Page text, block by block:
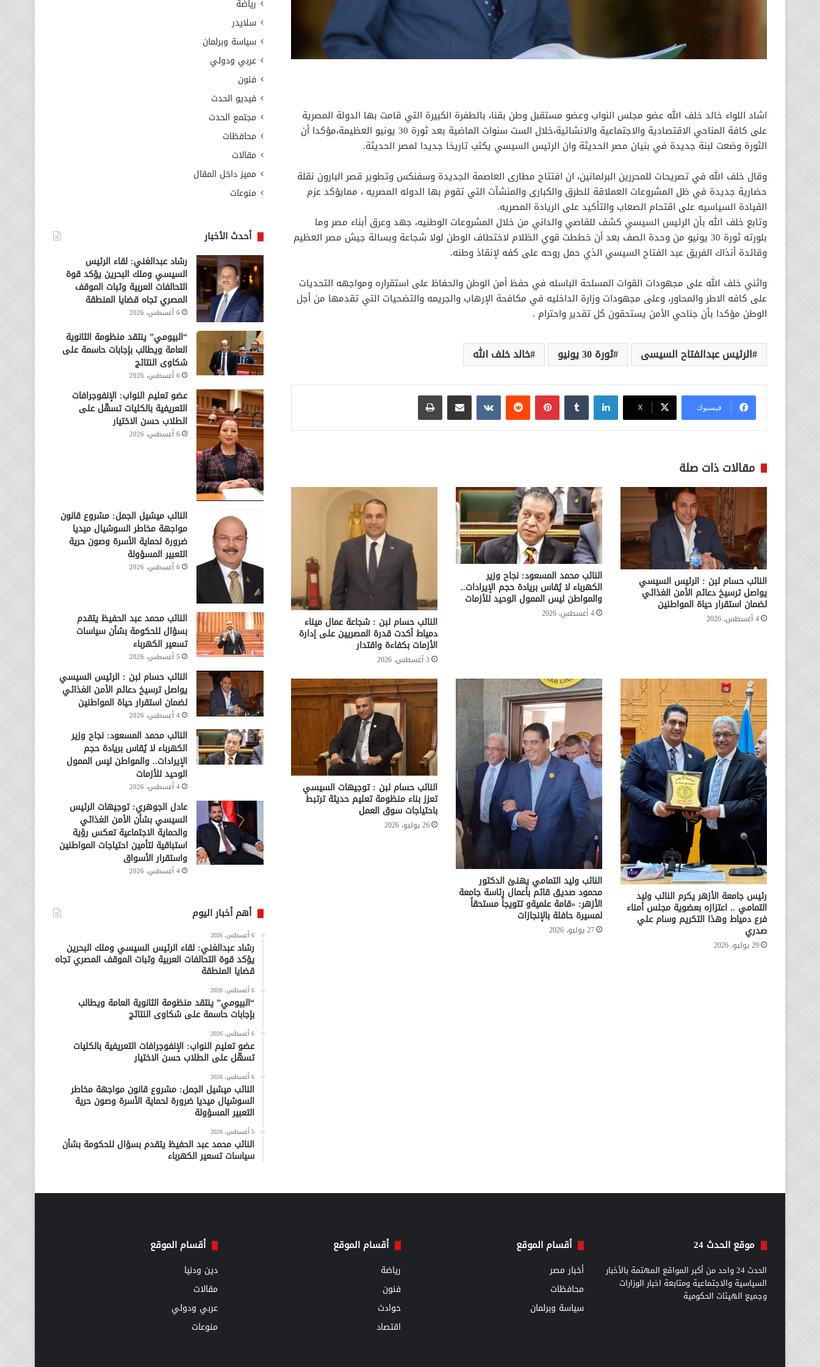
اشاد اللواء خالد خلف الله عضو مجلس النواب وعضو مستقبل وطن بقنا، بالطفرة الكبيرة التي قامت بها الدولة المصرية
على كافة المناحي الاقتصادية والاجتماعية والانشائية،خلال الست سنوات الماضية بعد ثورة 30 يونيو العظيمة،مؤكدا أن
الثورة وضعت لبنة جديدة في بنيان مصر الحديثة وان الرئيس السيسي يكتب تاريخا جديدا لمصر الحديثة.
وقال خلف الله في تصريحات للمحررين البرلمانين، ان افتتاح مطارى العاصمة الجديدة وسفنكس وتطوير قصر البارون نقلة
حضارية جديدة في ظل المشروعات العملاقة للطرق والكبارى والمنشآت التي تقوم بها الدوله المصريه ، ممايؤكد عزم
القيادة السياسيه على اقتحام الصعاب والتأكيد على الريادة المصريه.
وتابع خلف الله بأن الرئيس السيسي كشف للقاصي والداني من خلال المشروعات الوطنيه، جهد وعرق أبناء مصر وما
بلورته ثورة 30 يونيو من وحدة الصف بعد أن خططت قوي الظلام لاختطاف الوطن لولا شجاعة وبسالة جيش مصر العظيم
وقائدة أنذاك الفريق عبد الفتاح السيسي الذي حمل روحه على كفه لإنقاذ وطنه.
واثني خلف الله على مجهودات القوات المسلحة الباسله في حفظ أمن الوطن والحفاظ على استقراره ومواجهه التحديات
على كافه الاطر والمحاور، وعلى مجهودات وزارة الداخليه في مكافحة الإرهاب والجريمه والتضحيات التي تقدمها من أجل
الوطن مؤكدا بأن جناحي الأمن يستحقون كل تقدير واحترام .
الرئيس عبدالفتاح السيسى ثورة 30 يونيو خالد خلف الله
فيسبوك ‫X
لينكدإن بينتيريست مشاركة عبر البريد طباعة
مقالات ذات صلة
النائب حسام لبن : الرئيس السيسي
يواصل ترسيخ دعائم الأمن الغذائي
لضمان استقرار حياة المواطنين
4 أغسطس، 2026
النائب محمد المسعود: نجاح وزير
الكهرباء لا يُقاس بريادة حجم الإيرادات..
والمواطن ليس الممول الوحيد للأزمات
4 أغسطس، 2026
النائب حسام لبن : شجاعة عمال ميناء
دمياط أكدت قدرة المصريين على إدارة
الأزمات بكفاءة واقتدار
3 أغسطس، 2026
رئيس جامعة الأزهر يكرم النائب وليد
التمامي .. اعتزازه بعضوية مجلس أمناء
فرع دمياط وهذا التكريم وسام علي
صدري
29 يوليو، 2026
النائب وليد التمامي يهنئ الدكتور
محمود صديق قائم بأعمال رئاسة جامعة
الأزهر: «قامة علميةو تتويجاً مستحقاً
لمسيرة حافلة بالإنجازات
27 يوليو، 2026
النائب حسام لبن : توجيهات السيسي
تعزز بناء منظومة تعليم حديثة ترتبط
باحتياجات سوق العمل
26 يوليو، 2026
رياضة
سلايدر
سياسة وبرلمان
عربي ودولي
فنون
فيديو الحدث
مجتمع الحدث
محافظات
مقالات
مميز داخل المقال
منوعات
أحدث الأخبار
رشاد عبدالغني: لقاء الرئيس
السيسي وملك البحرين يؤكد قوة
التحالفات العربية وثبات الموقف
المصري تجاه قضايا المنطقة
6 أغسطس، 2026
“البيومي” ينتقد منظومة الثانوية
العامة ويطالب بإجابات حاسمة على
شكاوى النتائج
6 أغسطس، 2026
عضو تعليم النواب: الإنفوجرافات
التعريفية بالكليات تسهّل على
الطلاب حسن الاختيار
6 أغسطس، 2026
النائب ميشيل الجمل: مشروع قانون
مواجهة مخاطر السوشيال ميديا
ضرورة لحماية الأسرة وصون حرية
التعبير المسؤولة
6 أغسطس، 2026
النائب محمد عبد الحفيظ يتقدم
بسؤال للحكومة بشأن سياسات
تسعير الكهرباء
5 أغسطس، 2026
النائب حسام لبن : الرئيس السيسي
يواصل ترسيخ دعائم الأمن الغذائي
لضمان استقرار حياة المواطنين
4 أغسطس، 2026
النائب محمد المسعود: نجاح وزير
الكهرباء لا يُقاس بريادة حجم
الإيرادات.. والمواطن ليس الممول
الوحيد للأزمات
4 أغسطس، 2026
عادل الجوهري: توجيهات الرئيس
السيسي بشأن الأمن الغذائي
والحماية الاجتماعية تعكس رؤية
استباقية لتأمين احتياجات المواطنين
واستقرار الأسواق
4 أغسطس، 2026
أهم أخبار اليوم
6 أغسطس، 2026
رشاد عبدالغني: لقاء الرئيس السيسي وملك البحرين
يؤكد قوة التحالفات العربية وثبات الموقف المصري تجاه
قضايا المنطقة
6 أغسطس، 2026
“البيومي” ينتقد منظومة الثانوية العامة ويطالب
بإجابات حاسمة على شكاوى النتائج
6 أغسطس، 2026
عضو تعليم النواب: الإنفوجرافات التعريفية بالكليات
تسهّل على الطلاب حسن الاختيار
6 أغسطس، 2026
النائب ميشيل الجمل: مشروع قانون مواجهة مخاطر
السوشيال ميديا ضرورة لحماية الأسرة وصون حرية
التعبير المسؤولة
5 أغسطس، 2026
النائب محمد عبد الحفيظ يتقدم بسؤال للحكومة بشأن
سياسات تسعير الكهرباء
موقع الحدث 24
الحدث 24 واحد من أكبر المواقع المهتمة بالأخبار
السياسية والاجتماعية ومتابعة اخبار الوزارات
وجميع الهيئات الحكومية
أقسام الموقع
أخبار مصر
محافظات
سياسة وبرلمان
أقسام الموقع
رياضة
فنون
حوادث
اقتصاد
أقسام الموقع
دين ودنيا
مقالات
عربي ودولي
منوعات